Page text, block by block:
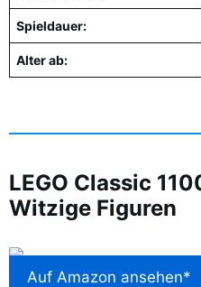
Spieldauer:
Alter ab:
LEGO Classic
Witzige Figuren
Auf Amazon ansehen*